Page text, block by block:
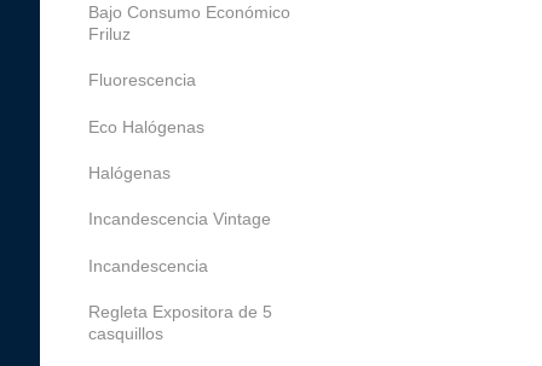
Bajo Consumo Económico
Friluz
Fluorescencia
Eco Halógenas
Halógenas
Incandescencia Vintage
Incandescencia
Regleta Expositora de 5
casquillos